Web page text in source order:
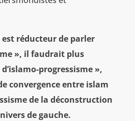
est réducteur de parler
», il faudrait plus
progressisme »,
convergence entre islam
de la déconstruction
de gauche.